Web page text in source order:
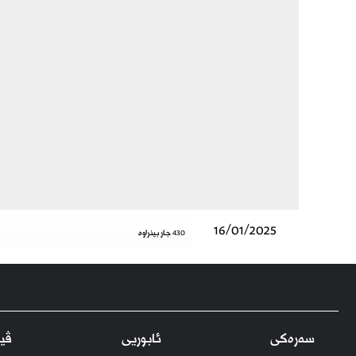
16/01/2025 430 جار بینراوە
سەرەکی ئابوریی